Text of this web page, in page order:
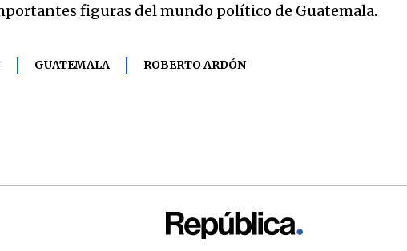
figuras del mundo político de Guatemala.
GUATEMALA ROBERTO ARDÓN